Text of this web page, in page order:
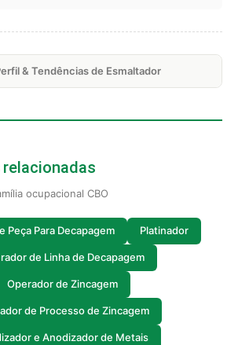
& Tendências de Esmaltador
ocupacional CBO
Peça Para Decapagem Platinador
de Linha de Decapagem
Operador de Zincagem
de Processo de Zincagem
e Anodizador de Metais